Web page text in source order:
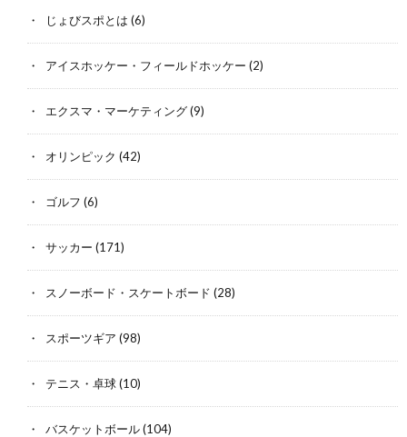
じょびスポとは (6)
アイスホッケー・フィールドホッケー (2)
エクスマ・マーケティング(9)
オリンピック (42)
ゴルフ (6)
サッカー (171)
スノーボード・スケートボード (28)
スポーツギア (98)
テニス・卓球(10)
バスケットボール(104)